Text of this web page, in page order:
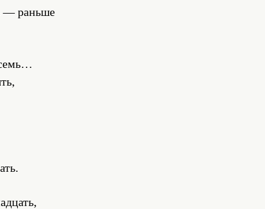
— раньше